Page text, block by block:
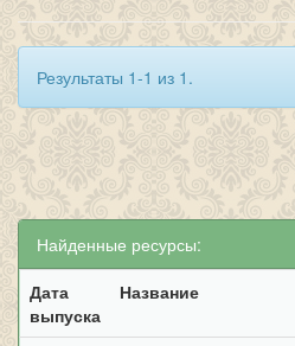
Результаты 1-1 из 1.
Найденные ресурсы:
Дата
выпуска
Название